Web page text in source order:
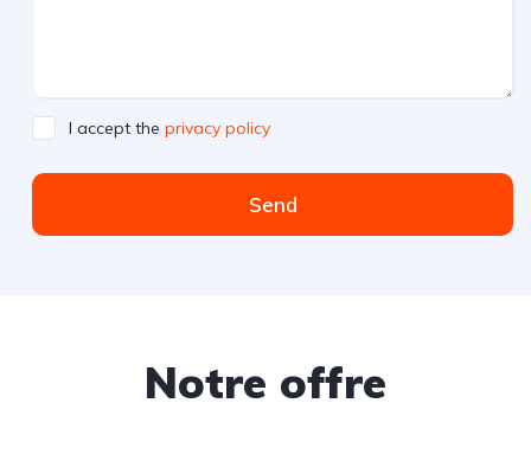
I accept the privacy policy
Send
Notre offre